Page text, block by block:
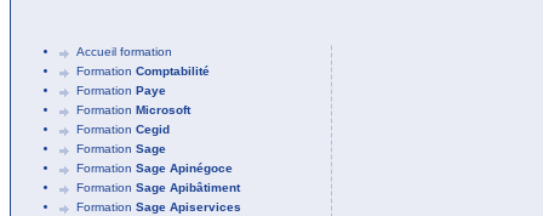
Accueil formation
Formation Comptabilité
Formation Paye
Formation Microsoft
Formation Cegid
Formation Sage
Formation Sage Apinégoce
Formation Sage Apibâtiment
Formation Sage Apiservices